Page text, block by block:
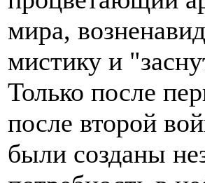
мира,
мистику и
Только после
после второй
были созданы